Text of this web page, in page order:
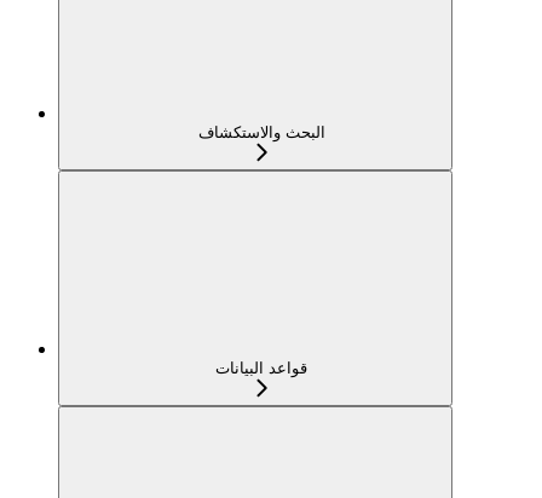
البحث والاستكشاف
قواعد البيانات